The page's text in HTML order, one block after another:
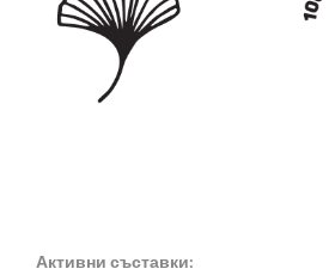
Активни съставки: